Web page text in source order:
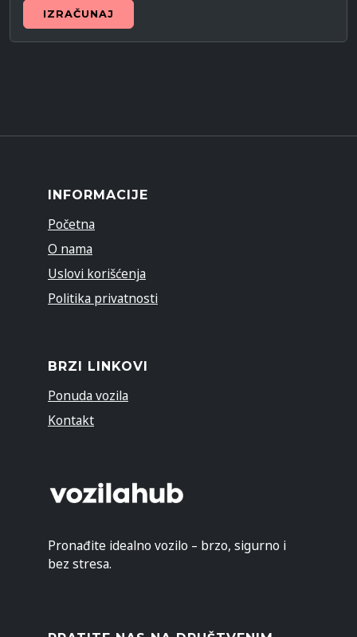
IZRAČUNAJ
Pronađite idealno vozilo – brzo, sigurno i
bez stresa.
INFORMACIJE
Početna
O nama
Uslovi korišćenja
Politika privatnosti
BRZI LINKOVI
Ponuda vozila
Kontakt